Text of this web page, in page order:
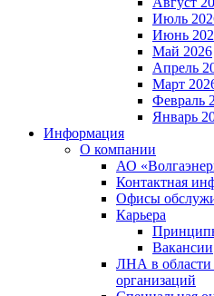
Июль
Июнь
Май 2026
Апрель
Март
Февраль
Январь
Информация
О компании
АО
Контактная
Офисы
Карьера
Вакансии
ЛНА в области
организаций